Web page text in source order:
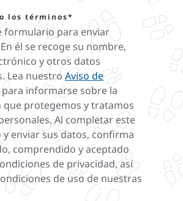
los términos*
formulario para enviar
él se recoge su nombre,
y otros datos
Lea nuestro Aviso de
para informarse sobre la
que protegemos y tratamos
Al completar este
enviar sus datos, confirma
comprendido y aceptado
de privacidad, así
de uso de nuestras